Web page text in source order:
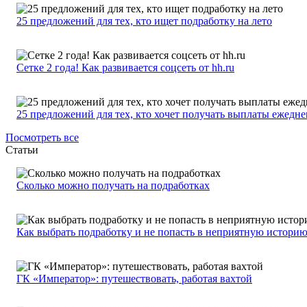
25 предложений для тех, кто ищет подработку на лето
Сетке 2 года! Как развивается соцсеть от hh.ru
25 предложений для тех, кто хочет получать выплаты
Посмотреть все
Статьи
Сколько можно получать на подработках
Как выбрать подработку и не попасть в неприятную историю
ГК «Император»: путешествовать, работая вахтой